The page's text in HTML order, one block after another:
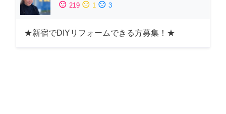
sentiment_satisfied 219 sentiment_neutral 1 sentiment_dissatisfied 3
★新宿でDIYリフォームできる方募集！★